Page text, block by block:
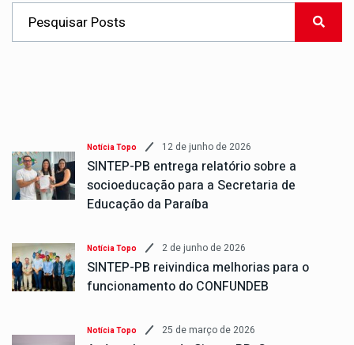
Notícia Topo 12 de junho de 2026
SINTEP-PB entrega relatório sobre a
socioeducação para a Secretaria de
Educação da Paraíba
Notícia Topo 2 de junho de 2026
SINTEP-PB reivindica melhorias para o
funcionamento do CONFUNDEB
Notícia Topo 25 de março de 2026